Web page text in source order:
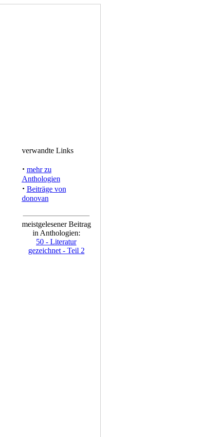
verwandte Links
· mehr zu
Anthologien
· Beiträge von
donovan
meistgelesener Beitrag
in Anthologien:
50 - Literatur
gezeichnet - Teil 2